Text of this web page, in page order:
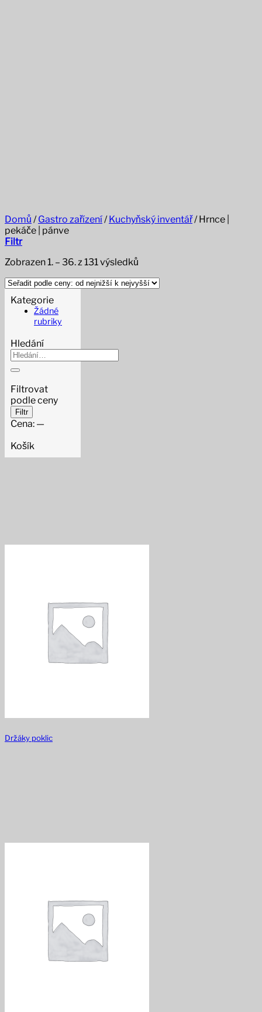
Domů / Gastro zařízení/ Kuchyňský inventář/Hrnce |
pekáče | pánve
Filtr
Zobrazen 1. – 36. z 131 výsledků
price:
Kategorie
Žádné
rubriky
Hledání
Hledat:
Filtrovat
podle ceny
Minimální
cena
Maximální
cena
Filtr
Cena: —
Košík
Držáky poklic